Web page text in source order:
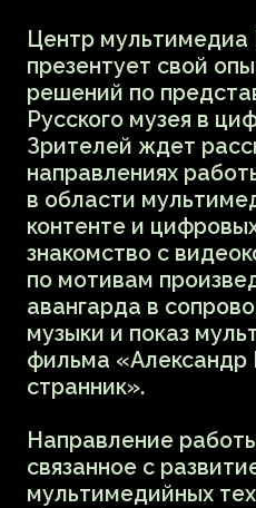
искусства. В своей лекции
выступит гидом по
онлайн-галереям и онлайн-
от галереи-витрины и
до авторских и архивных
Зрители вместе с лектором
путь от выставки зина до VR.
на лекции будет разбор всех
типов и видов выставочных
пространств, как заточенных
коммерцию, так и